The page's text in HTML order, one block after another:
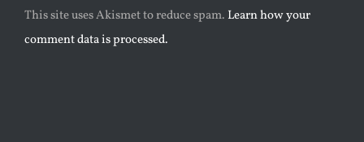
This site uses Akismet to reduce spam. Learn how your
comment data is processed.